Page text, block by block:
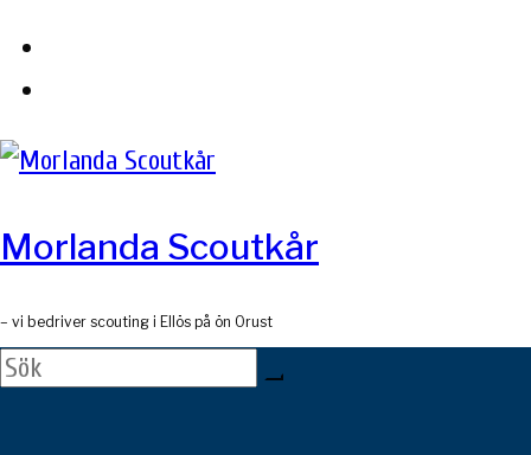
Skip
content
Morlanda Scoutkår
– vi bedriver scouting i Ellös på ön Orust